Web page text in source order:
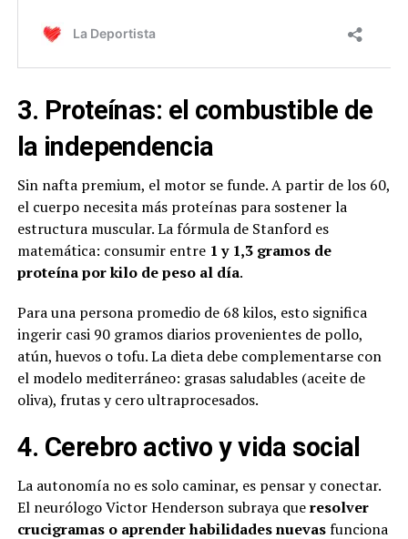
3. Proteínas: el combustible de
la independencia
Sin nafta premium, el motor se funde. A partir de los 60,
el cuerpo necesita más proteínas para sostener la
estructura muscular. La fórmula de Stanford es
matemática: consumir entre 1 y 1,3 gramos de
proteína por kilo de peso al día.
Para una persona promedio de 68 kilos, esto significa
ingerir casi 90 gramos diarios provenientes de pollo,
atún, huevos o tofu. La dieta debe complementarse con
el modelo mediterráneo: grasas saludables (aceite de
oliva), frutas y cero ultraprocesados.
4. Cerebro activo y vida social
La autonomía no es solo caminar, es pensar y conectar.
El neurólogo Victor Henderson subraya queresolver
crucigramas o aprender habilidades nuevasfunciona